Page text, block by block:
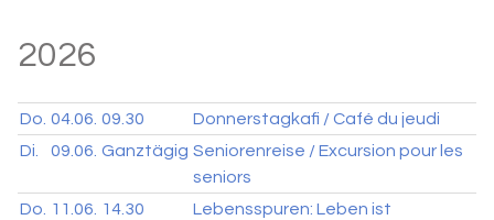
2026
Do. 04.06. 09.30
Donnerstagkafi / Café du jeudi
Di.
09.06. Ganztägig Seniorenreise / Excursion pour les
seniors
Do.
11.06. 14.30
Lebensspuren: Leben ist